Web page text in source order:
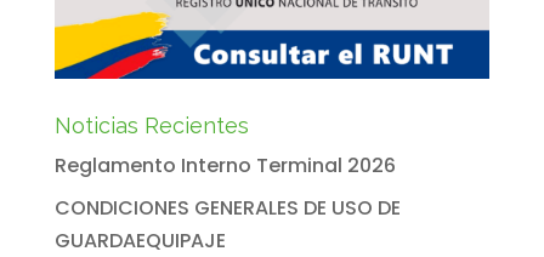
Noticias Recientes
Reglamento Interno Terminal 2026
CONDICIONES GENERALES DE USO DE
GUARDAEQUIPAJE